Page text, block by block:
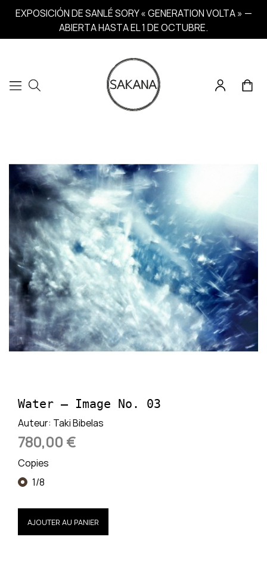
EXPOSICIÓN DE SANLÉ SORY « GENERATION VOLTA » —
ABIERTA HASTA EL 1 DE OCTUBRE.
Water — Image No. 03
Auteur: Taki Bibelas
780,00 €
Copies
1/8
AJOUTER AU PANIER